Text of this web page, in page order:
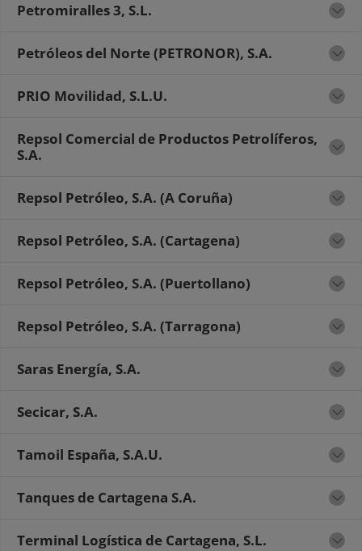
Petromiralles 3, S.L.
Petróleos del Norte (PETRONOR), S.A.
PRIO Movilidad, S.L.U.
Repsol Comercial de Productos Petrolíferos,
S.A.
Repsol Petróleo, S.A. (A Coruña)
Repsol Petróleo, S.A. (Cartagena)
Repsol Petróleo, S.A. (Puertollano)
Repsol Petróleo, S.A. (Tarragona)
Saras Energía, S.A.
Secicar, S.A.
Tamoil España, S.A.U.
Tanques de Cartagena S.A.
Terminal Logística de Cartagena, S.L.